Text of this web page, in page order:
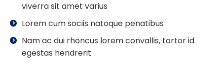
viverra sit amet varius
Lorem cum sociis natoque penatibus
Nam ac dui rhoncus lorem convallis, tortor id
egestas hendrerit